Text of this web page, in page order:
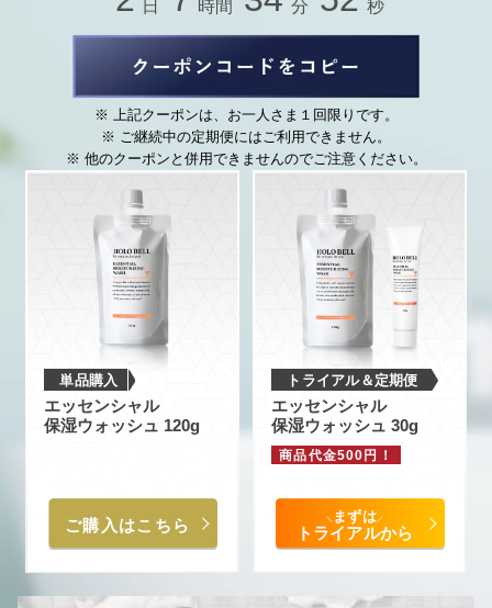
日 時間 分 秒
上記クーポンは、お一人さま１回限りです。
ご継続中の定期便にはご利用できません。
他のクーポンと併用できませんのでご注意ください。
単品購入
エッセンシャル
保湿ウォッシュ 120g
ご購入はこちら
トライアル＆定期便
エッセンシャル
保湿ウォッシュ 30g
商品代金500円！
＼ まずは ／
トライアルから